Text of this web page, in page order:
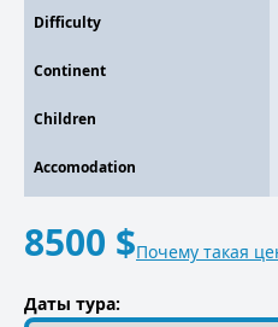
Difficulty
Continent
Children
Accomodation
8500 $Почему такая
Даты тура: